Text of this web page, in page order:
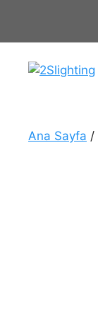
Ana Sayfa /